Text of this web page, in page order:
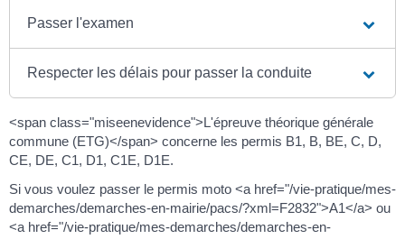
Passer l'examen
Respecter les délais pour passer la conduite
<span class="miseenevidence">L'épreuve théorique générale
commune (ETG)</span> concerne les permis B1, B, BE, C, D,
CE, DE, C1, D1, C1E, D1E.
Si vous voulez passer le permis moto <a href="/vie-pratique/mes-
demarches/demarches-en-mairie/pacs/?xml=F2832">A1</a> ou
<a href="/vie-pratique/mes-demarches/demarches-en-